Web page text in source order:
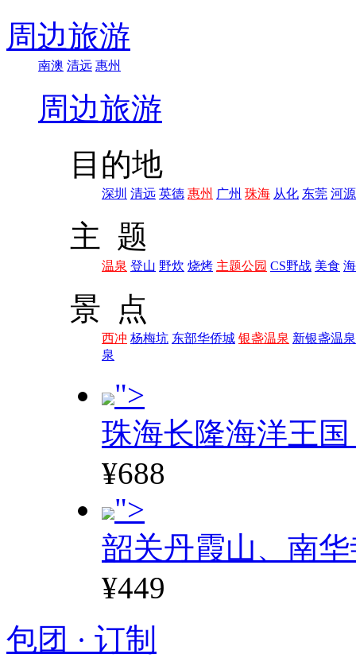
周边旅游
南澳 清远 惠州
周边旅游
目的地
深圳 清远 英德 惠州 广州 珠海 从化 东莞 河源
主 题
温泉 登山 野炊 烧烤 主题公园 CS野战 美食
景 点
西冲 杨梅坑 东部华侨城 银盏温泉 新银盏温泉
泉
">
珠海长隆海洋王
¥688
">
韶关丹霞山、南
¥449
包团 · 订制